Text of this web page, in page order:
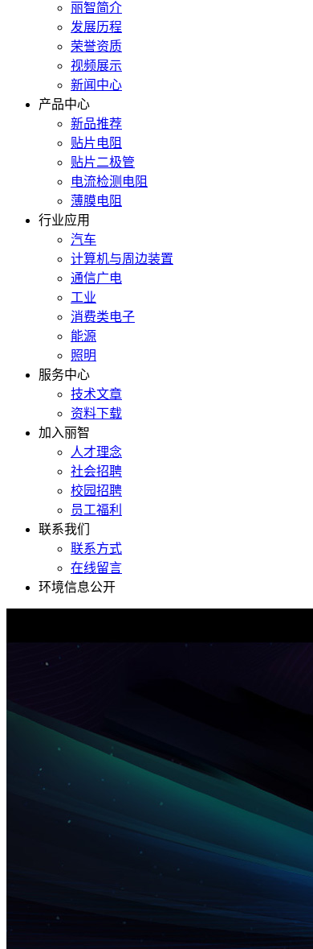
丽智简介
发展历程
荣誉资质
视频展示
新闻中心
产品中心
新品推荐
贴片电阻
贴片二极管
电流检测电阻
薄膜电阻
行业应用
汽车
计算机与周边装置
通信广电
工业
消费类电子
能源
照明
服务中心
技术文章
资料下载
加入丽智
人才理念
社会招聘
校园招聘
员工福利
联系我们
联系方式
在线留言
环境信息公开